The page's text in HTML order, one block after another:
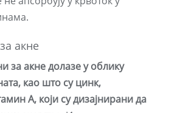
акне
за акне долазе у облику
као што су цинк,
А, који су дизајнирани да